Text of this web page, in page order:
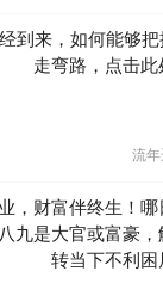
到来，如何能够
走弯路，点击此
流
，财富伴终生！
九是大官或富豪
转当下不利困